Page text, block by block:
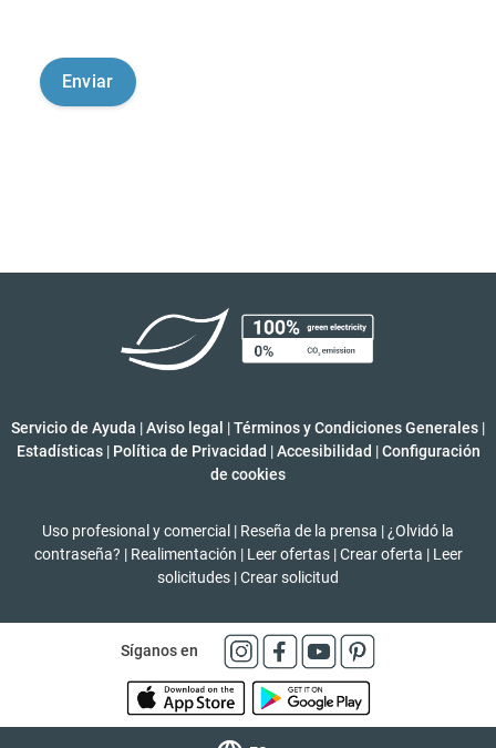
Servicio de Ayuda |Aviso legal |Términos y Condiciones Generales |
Estadísticas | Política de Privacidad | Accesibilidad | Configuración
de cookies
Uso profesional y comercial | Reseña de la prensa | ¿Olvidó la
contraseña? | Realimentación | Leer ofertas | Crear oferta | Leer
solicitudes |Crear solicitud
Síganos en